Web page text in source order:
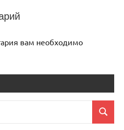
вам необходимо
Поиск